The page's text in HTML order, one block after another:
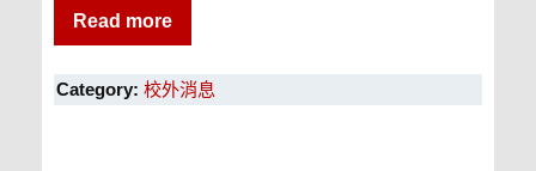
Read more
Category: 校外消息